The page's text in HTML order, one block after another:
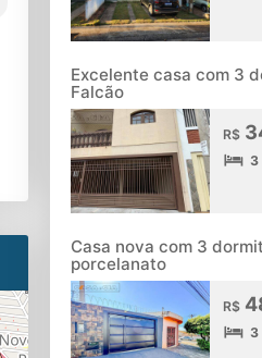
Excelente casa com 3
Falcão
R$
3
Casa nova com 3
porcelanato
R$
3